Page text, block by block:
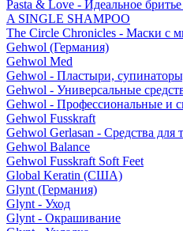
Pasta & Love - Идеальное
A SINGLE SHAMPOO
The Circle Chronicles - Маски с
Gehwol (Германия)
Gehwol Med
Gehwol - Пластыри,
Gehwol - Универсальные
Gehwol - Профессиональные и
Gehwol Fusskraft
Gehwol Gerlasan - Средства для
Gehwol Balance
Gehwol Fusskraft Soft Feet
Global Keratin (США)
Glynt (Германия)
Glynt - Уход
Glynt - Окрашивание